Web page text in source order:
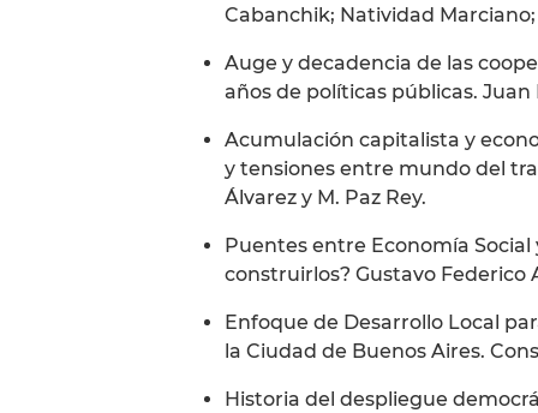
Cabanchik; Natividad
Auge y decadencia de las
años de políticas públicas.
Acumulación capitalista y
y tensiones entre mundo del
Álvarez y M. Paz Rey.
Puentes entre Economía Social
construirlos? Gustavo Federico
Enfoque de Desarrollo Local
la Ciudad de Buenos Aires.
Historia del despliegue